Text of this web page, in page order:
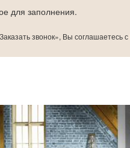
для заполнения.
звонок», Вы соглашаетесь с